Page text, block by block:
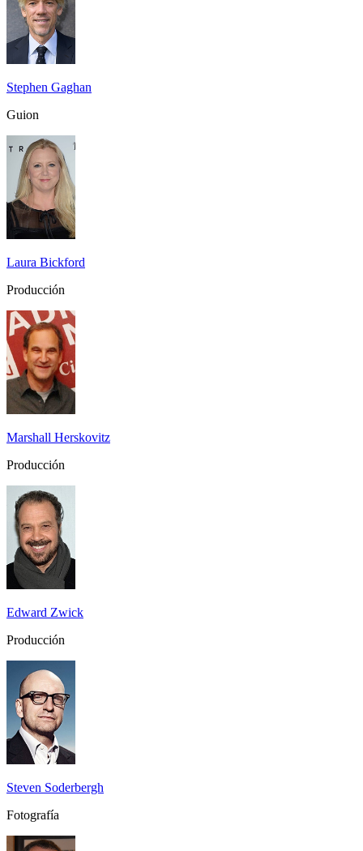
Stephen Gaghan
Guion
Laura Bickford
Producción
Marshall Herskovitz
Producción
Edward Zwick
Producción
Steven Soderbergh
Fotografía